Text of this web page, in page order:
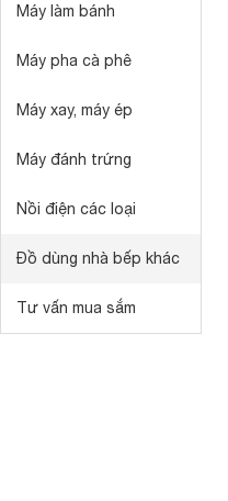
Máy làm bánh
Máy pha cà phê
Máy xay, máy ép
Máy đánh trứng
Nồi điện các loại
Đồ dùng nhà bếp khác
Tư vấn mua sắm